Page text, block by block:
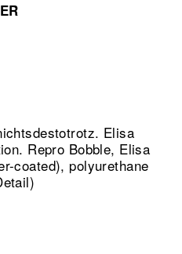
Elisa
Repro Bobble, Elisa
coated), polyurethane